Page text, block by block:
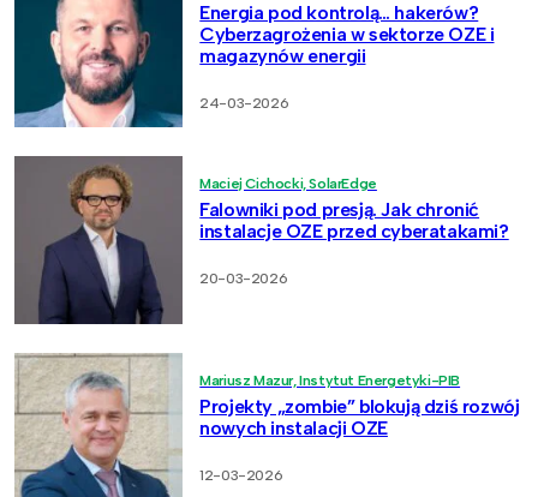
Energia pod kontrolą… hakerów?
Cyberzagrożenia w sektorze OZE i
magazynów energii
24-03-2026
Maciej Cichocki, SolarEdge
Falowniki pod presją. Jak chronić
instalacje OZE przed cyberatakami?
20-03-2026
Mariusz Mazur, Instytut Energetyki-PIB
Projekty „zombie” blokują dziś rozwój
nowych instalacji OZE
12-03-2026